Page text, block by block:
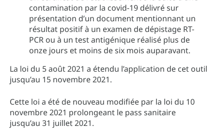
contamination par la covid-19 délivré sur
présentation d’un document mentionnant un
résultat positif à un examen de dépistage RT-
PCR ou à un test antigénique réalisé plus de
onze jours et moins de six mois auparavant.
La loi du 5 août 2021 a étendu l’application de cet outil
jusqu’au 15 novembre 2021.
Cette loi a été de nouveau modifiée par la loi du 10
novembre 2021 prolongeant le pass sanitaire
jusqu’au 31 juillet 2021.